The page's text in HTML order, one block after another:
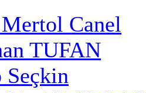
Canel
TUFAN
Seçkin